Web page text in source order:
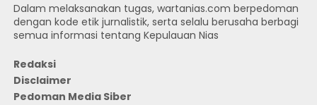
Dalam melaksanakan tugas, wartanias.com berpedoman
dengan kode etik jurnalistik, serta selalu berusaha berbagi
semua informasi tentang Kepulauan Nias
Redaksi
Disclaimer
Pedoman Media Siber